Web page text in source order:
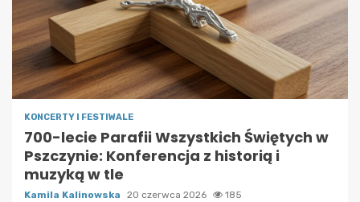
KONCERTY I FESTIWALE
700-lecie Parafii Wszystkich Świętych w
Pszczynie: Konferencja z historią i
muzyką w tle
Kamila Kalinowska 20 czerwca 2026 185